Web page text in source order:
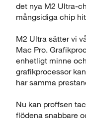
det nya M2 Ultra-
mångsidiga chip
M2 Ultra sätter vi
Mac Pro.
enhetligt minne
grafik­processor
har samma
Nu kan proffsen
flödena snabbare